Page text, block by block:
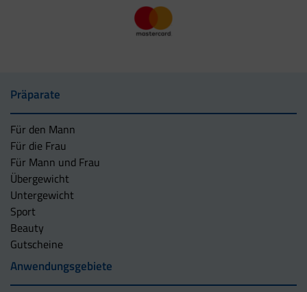
Präparate
Für den Mann
Für die Frau
Für Mann und Frau
Übergewicht
Untergewicht
Sport
Beauty
Gutscheine
Anwendungsgebiete